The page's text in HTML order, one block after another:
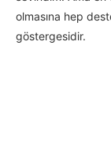
olmasına hep
göstergesidir.